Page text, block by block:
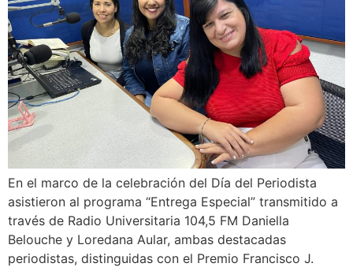
En el marco de la celebración del Día del Periodista
asistieron al programa “Entrega Especial” transmitido a
través de Radio Universitaria 104,5 FM Daniella
Belouche y Loredana Aular, ambas destacadas
periodistas, distinguidas con el Premio Francisco J.